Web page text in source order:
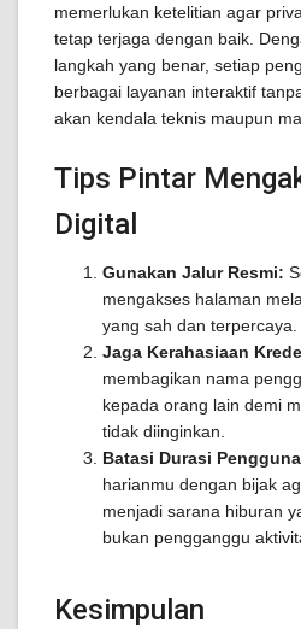
memerlukan ketelitian agar
tetap terjaga dengan baik.
langkah yang benar, setiap
berbagai layanan interaktif
akan kendala teknis maupun
Tips Pintar
Digital
Gunakan Jalur Resmi:
mengakses halaman
yang sah dan terpercaya.
Jaga Kerahasiaan
membagikan nama
kepada orang lain demi
tidak diinginkan.
Batasi Durasi
harianmu dengan bijak
menjadi sarana hiburan
bukan pengganggu
Kesimpulan